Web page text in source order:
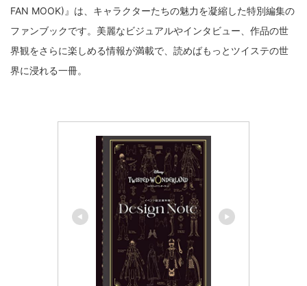
FAN MOOK)』は、キャラクターたちの魅力を凝縮した特別編集の
ファンブックです。美麗なビジュアルやインタビュー、作品の世
界観をさらに楽しめる情報が満載で、読めばもっとツイステの世
界に浸れる一冊。